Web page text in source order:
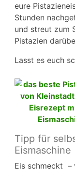
eure
Stunden
und streut zum
Pistazien
Lasst es euch
Tipp für
Eismaschine
Eis schmeckt –